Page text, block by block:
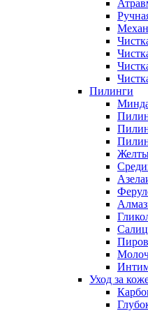
Пилинги
Уход за